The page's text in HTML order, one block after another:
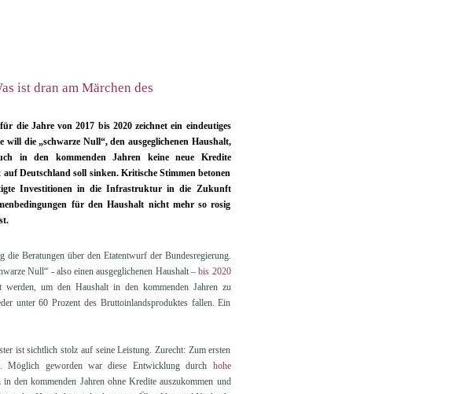
ist dran am Märchen des
die Jahre von 2017 bis 2020 zeichnet ein eindeutiges
die „schwarze Null“, den ausgeglichenen Haushalt,
in den kommenden Jahren keine neue Kredite
Deutschland soll sinken. Kritische Stimmen betonen
Investitionen in die Infrastruktur in die Zukunft
für den Haushalt nicht mehr so rosig
die Beratungen über den Etatentwurf der Bundesregierung.
Null“ - also einen ausgeglichenen Haushalt –bis 2020
um den Haushalt in den kommenden Jahren zu
unter 60 Prozent des Bruttoinlandsproduktes fallen. Ein
ist sichtlich stolz auf seine Leistung. Zurecht: Zum ersten
Möglich geworden war diese Entwicklung durch hohe
den kommenden Jahren ohne Kredite auszukommen und